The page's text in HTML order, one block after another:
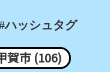
ハッシュタグ
賀市 (106)